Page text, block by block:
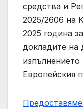
средства и
2025/2606 на
2025 година
докладите на
Европейския